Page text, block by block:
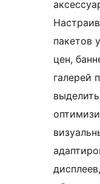
пакетов
цен,
галерей